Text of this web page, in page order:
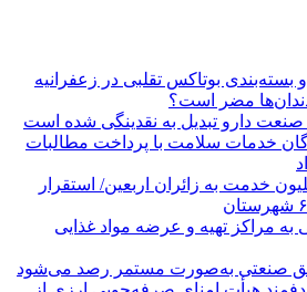
بسته‌بندی بوتاکس تقلبی در زعفرانیه
دندان‌ها مضر است؟
خدمات سلامت با پرداخت مطالبات
بیش از ۱.۷ میلیون خدمت به زائران اربعین/ استقرار
به مراکز تهیه و عرضه مواد غذایی
صنعتی به‌صورت مستمر رصد می‌شود